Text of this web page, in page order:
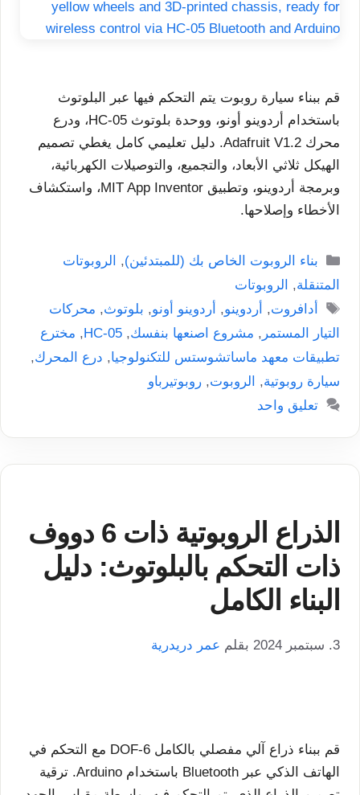
قم ببناء سيارة روبوت يتم التحكم فيها عبر البلوتوث
باستخدام أردوينو أونو، ووحدة بلوتوث HC-05، ودرع
محرك Adafruit V1.2. دليل تعليمي كامل يغطي تصميم
الهيكل ثلاثي الأبعاد، والتجميع، والتوصيلات الكهربائية،
وبرمجة أردوينو، وتطبيق MIT App Inventor، واستكشاف
الأخطاء وإصلاحها.
التصنيفات
بناء الروبوت الخاص بك (للمبتدئين),
الروبوتات
المتنقلة,
الروبوتات
الوسوم
أدافروت, أردوينو, أردوينو أونو, بلوتوث, محركات
التيار المستمر , مشروع اصنعها بنفسك,
HC-05
, مخترع
تطبيقات معهد ماساتشوستس للتكنولوجيا, درع المحرك,
سيارة روبوتية, الروبوت, روبوتيرباو
تعليق واحد
الذراع الروبوتية ذات 6 دووف
ذات التحكم بالبلوتوث: دليل
البناء الكامل
3. سبتمبر 2024 بقلم عمر دريدرية
قم ببناء ذراع آلي مفصلي بالكامل 6-DOF مع التحكم في
الهاتف الذكي عبر Bluetooth باستخدام Arduino. ترقية